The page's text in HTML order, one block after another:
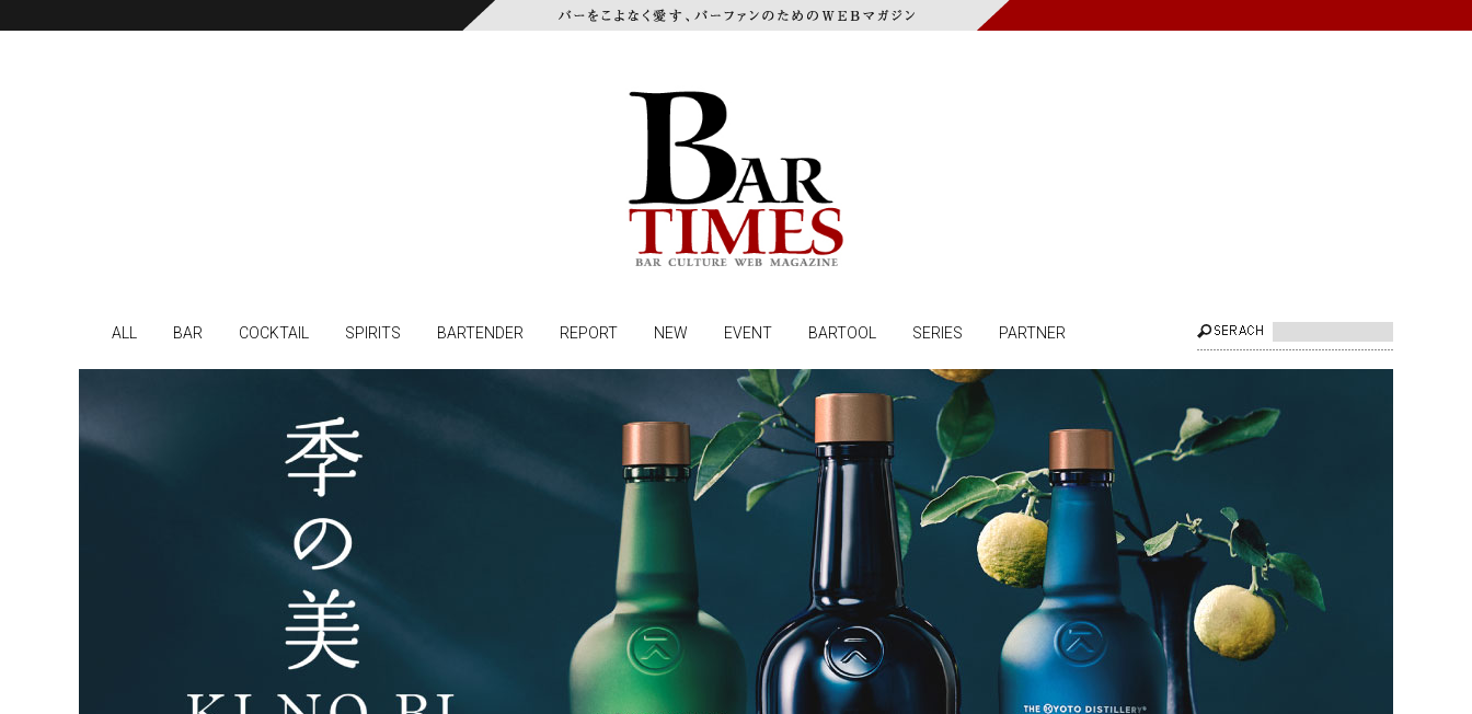
ALL BAR COCKTAIL SPIRITS BARTENDER REPORT NEW EVENT BARTOOL SERIES PARTNER